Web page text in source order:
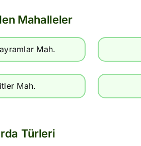
Mahalleler
Mah.
Mah.
Türleri